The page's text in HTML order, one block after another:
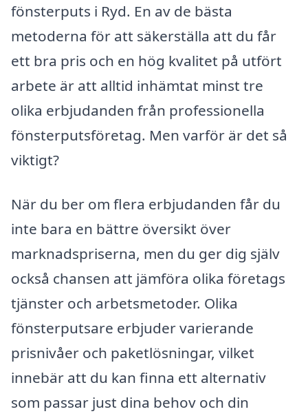
fönsterputs i Ryd. En av de bästa
metoderna för att säkerställa att du får
ett bra pris och en hög kvalitet på utfört
arbete är att alltid inhämtat minst tre
olika erbjudanden från professionella
fönsterputsföretag. Men varför är det så
viktigt?
När du ber om flera erbjudanden får du
inte bara en bättre översikt över
marknadspriserna, men du ger dig själv
också chansen att jämföra olika företags
tjänster och arbetsmetoder. Olika
fönsterputsare erbjuder varierande
prisnivåer och paketlösningar, vilket
innebär att du kan finna ett alternativ
som passar just dina behov och din